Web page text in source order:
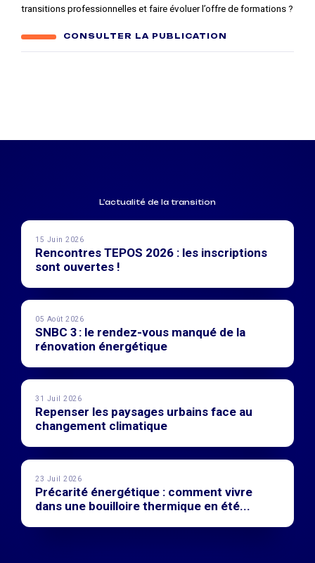
transitions professionnelles et faire évoluer l’offre de formations ?
CONSULTER LA PUBLICATION
L'actualité de la transition
15 Juin 2026
Rencontres TEPOS 2026 : les inscriptions
sont ouvertes !
05 Août 2026
SNBC 3 : le rendez-vous manqué de la
rénovation énergétique
31 Juil 2026
Repenser les paysages urbains face au
changement climatique
23 Juil 2026
Précarité énergétique : comment vivre
dans une bouilloire thermique en été...